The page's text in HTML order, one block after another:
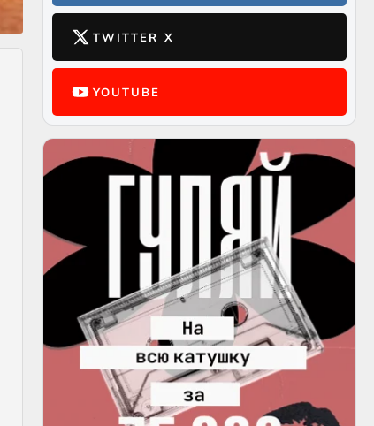
TWITTER X
YOUTUBE